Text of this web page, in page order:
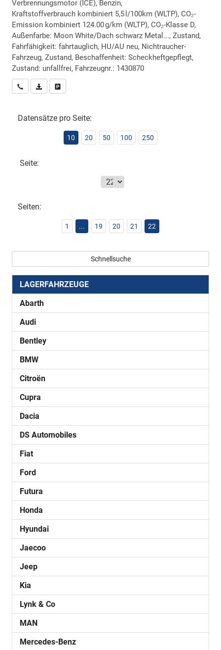
Verbrennungsmotor (ICE), Benzin,
Kraftstoffverbrauch kombiniert 5,5 l/100km (WLTP), CO₂-
Emission kombiniert 124.00 g/km (WLTP), CO₂-Klasse D,
Außenfarbe: Moon White/Dach schwarz Metal..., Zustand,
Fahrfähigkeit: fahrtauglich, HU/AU neu, Nichtraucher-
Fahrzeug, Zustand, Beschaffenheit: Scheckheftgepflegt,
Zustand: unfallfrei, Fahrzeugnr.: 1430870
Wir rufen Sie anPDF-Datei, Fahrzeugexposé drucken
Datensätze pro Seite:
10 20 50 100 250
Seite:
Seiten:
1 ... 19 20 21 22
Schnellsuche
LAGERFAHRZEUGE
Abarth
Audi
Bentley
BMW
Citroën
Cupra
Dacia
DS Automobiles
Fiat
Ford
Futura
Honda
Hyundai
Jaecoo
Jeep
Kia
Lynk & Co
MAN
Mercedes-Benz